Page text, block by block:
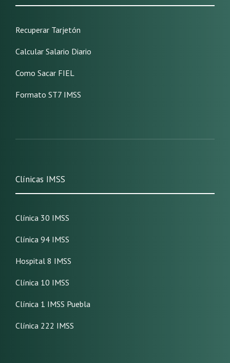
Recuperar Tarjetón
Calcular Salario Diario
Como Sacar FIEL
Formato ST7 IMSS
Clínicas IMSS
Clínica 30 IMSS
Clínica 94 IMSS
Hospital 8 IMSS
Clínica 10 IMSS
Clínica 1 IMSS Puebla
Clínica 222 IMSS